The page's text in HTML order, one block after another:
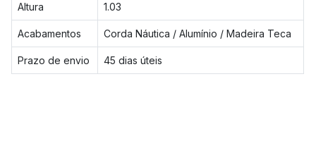
Altura 1.03
Acabamentos Corda Náutica / Alumínio / Madeira Teca
Prazo de envio 45 dias úteis